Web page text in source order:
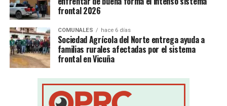
frontal 2026
COMUNALES hace 6 días
Sociedad Agrícola del Norte entrega ayuda a
familias rurales afectadas por el sistema
frontal en Vicuña